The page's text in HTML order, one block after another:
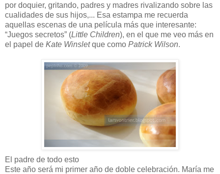
por doquier, gritando, padres y madres rivalizando sobre las
cualidades de sus hijos,... Esa estampa me recuerda
aquellas escenas de una película más que interesante:
“Juegos secretos” (Little Children), en el que me veo más en
el papel de Kate Winsletque como Patrick Wilson.
El padre de todo esto
Este año será mi primer año de doble celebración. María me